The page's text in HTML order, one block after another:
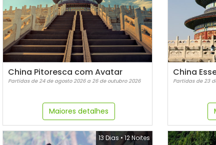
China Pitoresca com Avatar
Partidas de 24 de agosto 2026 a 26 de outubro 2026
Maiores detalhes
China
Partidas de 23
13 Dias • 12 Noites